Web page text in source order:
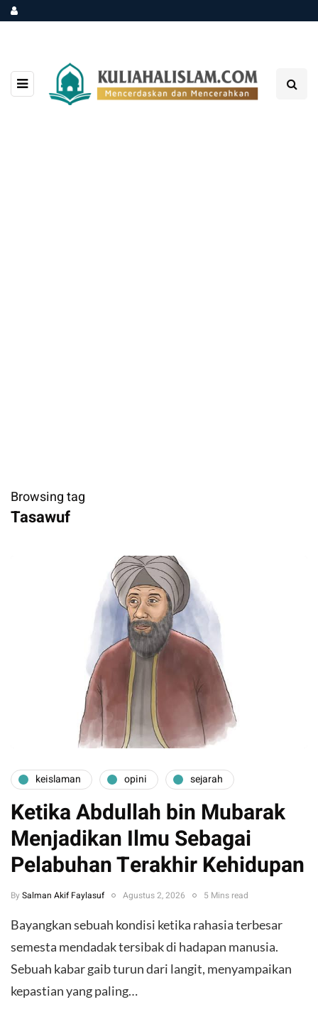
Browsing tag
Tasawuf
keislaman opini sejarah
Ketika Abdullah bin Mubarak
Menjadikan Ilmu Sebagai
Pelabuhan Terakhir Kehidupan
By Salman Akif Faylasuf Agustus 2, 2026 5 Mins read
Bayangkan sebuah kondisi ketika rahasia terbesar
semesta mendadak tersibak di hadapan manusia.
Sebuah kabar gaib turun dari langit, menyampaikan
kepastian yang paling…